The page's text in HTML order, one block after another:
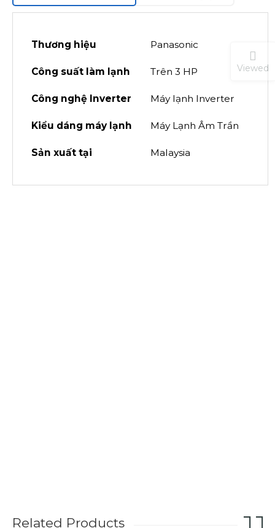
Thương hiệu Panasonic
Công suất làm lạnh Trên 3 HP
Công nghệ Inverter Máy lạnh Inverter
Kiểu dáng máy lạnh Máy Lạnh Âm Trần
Sản xuất tại Malaysia
Related Products
Viewed